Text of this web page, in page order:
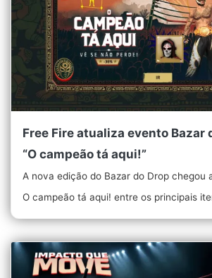
Free Fire atualiza evento Bazar
“O campeão tá aqui!”
A nova edição do Bazar do Drop chegou
O campeão tá aqui! entre os principais